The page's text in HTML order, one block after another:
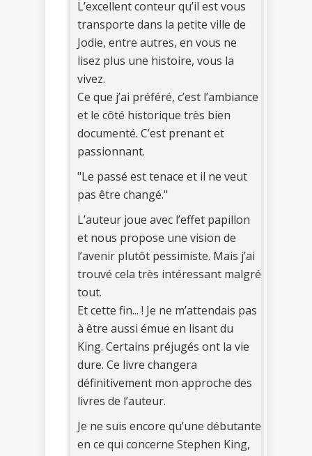
L’excellent conteur qu’il est vous
transporte dans la petite ville de
Jodie, entre autres, en vous ne
lisez plus une histoire, vous la
vivez.
Ce que j’ai préféré, c’est l’ambiance
et le côté historique très bien
documenté. C’est prenant et
passionnant.
"Le passé est tenace et il ne veut
pas être changé."
L’auteur joue avec l’effet papillon
et nous propose une vision de
l’avenir plutôt pessimiste. Mais j’ai
trouvé cela très intéressant malgré
tout.
Et cette fin... ! Je ne m’attendais pas
à être aussi émue en lisant du
King. Certains préjugés ont la vie
dure. Ce livre changera
définitivement mon approche des
livres de l’auteur.
Je ne suis encore qu’une débutante
en ce qui concerne Stephen King,